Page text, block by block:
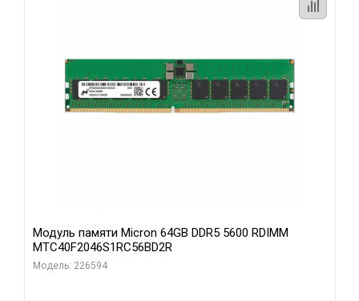
Модуль памяти Micron 64GB DDR5 5600 RDIMM
MTC40F2046S1RC56BD2R
Модель: 226594